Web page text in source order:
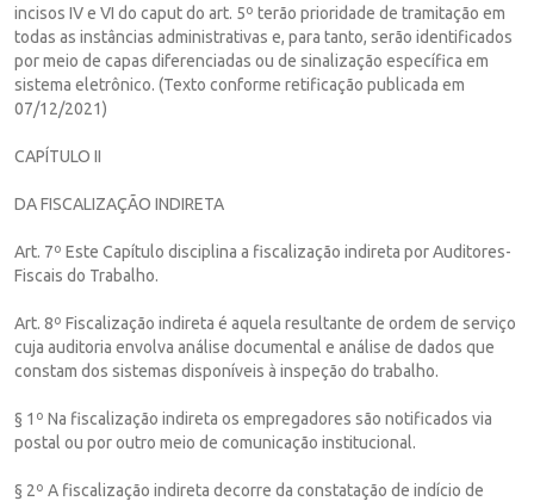
incisos IV e VI do caput do art. 5º terão prioridade de tramitação em
todas as instâncias administrativas e, para tanto, serão identificados
por meio de capas diferenciadas ou de sinalização específica em
sistema eletrônico. (Texto conforme retificação publicada em
07/12/2021)
CAPÍTULO II
DA FISCALIZAÇÃO INDIRETA
Art. 7º Este Capítulo disciplina a fiscalização indireta por Auditores-
Fiscais do Trabalho.
Art. 8º Fiscalização indireta é aquela resultante de ordem de serviço
cuja auditoria envolva análise documental e análise de dados que
constam dos sistemas disponíveis à inspeção do trabalho.
§ 1º Na fiscalização indireta os empregadores são notificados via
postal ou por outro meio de comunicação institucional.
§ 2º A fiscalização indireta decorre da constatação de indício de